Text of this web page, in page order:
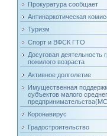
Прокуратура сообщает
Антинаркотическая
Туризм
Спорт и ВФСК ГТО
Досуговая деятельность
пожилого возраста
Активное долголетие
Имущественная
субъектов малого
Коронавирус
Градостроительство